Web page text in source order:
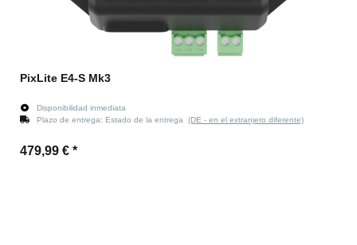
PixLite E4-S Mk3
Disponibilidad inmediata
Plazo de entrega: Estado de la entrega (DE - en el extranjero diferente)
479,99 € *